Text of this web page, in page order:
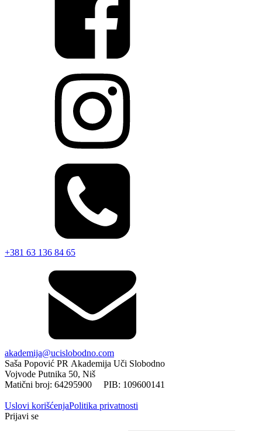
+381 63 136 84 65
akademija@ucislobodno.com
Saša Popović PR Akademija Uči Slobodno
Vojvode Putnika 50, Niš
Matični broj: 64295900 PIB: 109600141
Uslovi korišćenjaPolitika privatnosti
Prijavi se